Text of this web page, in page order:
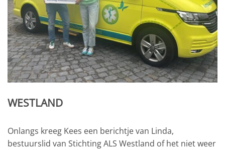
WESTLAND
Onlangs kreeg Kees een berichtje van Linda,
bestuurslid van Stichting ALS Westland of het niet weer